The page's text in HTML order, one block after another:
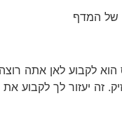
לקבוע לאן אתה
זה יעזור לך לקבוע